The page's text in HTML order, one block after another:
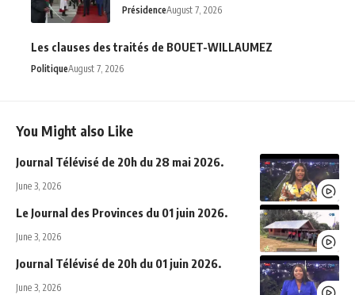
PrésidenceAugust 7, 2026
Les clauses des traités de BOUET-WILLAUMEZ
PolitiqueAugust 7, 2026
You Might also Like
Journal Télévisé de 20h du 28 mai 2026.
June 3, 2026
Le Journal des Provinces du 01 juin 2026.
June 3, 2026
Journal Télévisé de 20h du 01 juin 2026.
June 3, 2026